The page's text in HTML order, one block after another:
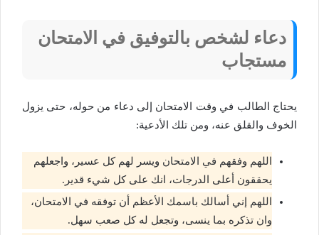
دعاء لشخص بالتوفيق في الامتحان
مستجاب
يحتاج الطالب في وقت الامتحان إلى دعاء من حوله، حتى يزول
الخوف والقلق عنه، ومن تلك الأدعية:
اللهم وفقهم في الامتحان ويسر لهم كل عسير، واجعلهم
يحققون أعلى الدرجات، انك على كل شيء قدير.
اللهم إني أسالك باسمك الأعظم أن توفقه في الامتحان،
وان تذكره بما ينسى، وتجعل له كل صعب سهل.